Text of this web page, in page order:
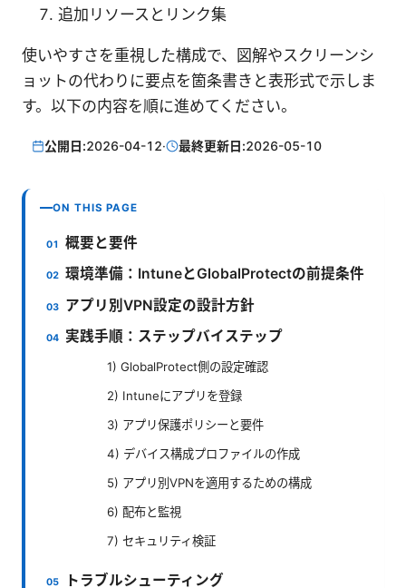
追加リソースとリンク集
使いやすさを重視した構成で、図解やスクリーンシ
ョットの代わりに要点を箇条書きと表形式で示しま
す。以下の内容を順に進めてください。
公開日:2026-04-12· 最終更新日:2026-05-10
ON THIS PAGE
概要と要件
環境準備：IntuneとGlobalProtectの前提条件
アプリ別VPN設定の設計方針
実践手順：ステップバイステップ
1) GlobalProtect側の設定確認
2) Intuneにアプリを登録
3) アプリ保護ポリシーと要件
4) デバイス構成プロファイルの作成
5) アプリ別VPNを適用するための構成
6) 配布と監視
7) セキュリティ検証
トラブルシューティング